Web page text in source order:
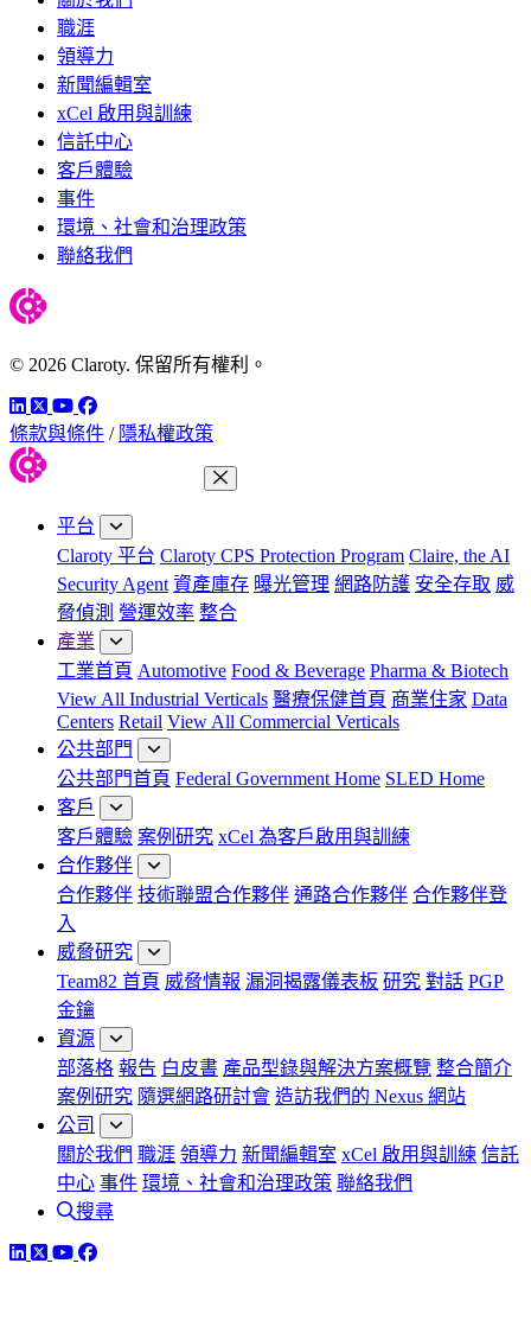
職涯
領導力
新聞編輯室
xCel 啟用與訓練
信託中心
客戶體驗
事件
環境、社會和治理政策
聯絡我們
© 2026 Claroty. 保留所有權利。
LinkedIn
TwitterYouTube
Facebook
條款與條件 / 隱私權政策
平台
Claroty 平台 Claroty CPS Protection Program Claire, the AI
Security Agent 資產庫存 曝光管理 網路防護 安全存取 威
脅偵測 營運效率 整合
產業
工業首頁 Automotive Food & Beverage Pharma & Biotech
View All Industrial Verticals 醫療保健首頁 商業住家 Data
Centers Retail View All Commercial Verticals
公共部門
公共部門首頁 Federal Government Home SLED Home
客戶
客戶體驗 案例研究 xCel 為客戶啟用與訓練
合作夥伴
合作夥伴 技術聯盟合作夥伴 通路合作夥伴 合作夥伴登
入
威脅研究
Team82 首頁 威脅情報 漏洞揭露儀表板 研究 對話 PGP
金鑰
資源
部落格 報告 白皮書 產品型錄與解決方案概覽 整合簡介
案例研究 隨選網路研討會 造訪我們的 Nexus 網站
公司
關於我們 職涯 領導力 新聞編輯室 xCel 啟用與訓練 信託
中心 事件 環境、社會和治理政策 聯絡我們
搜尋
LinkedIn
TwitterYouTube
Facebook